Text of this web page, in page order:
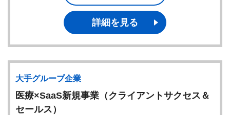
詳細を見る
大手グループ企業
医療×SaaS新規事業（クライアントサクセス＆
セールス）